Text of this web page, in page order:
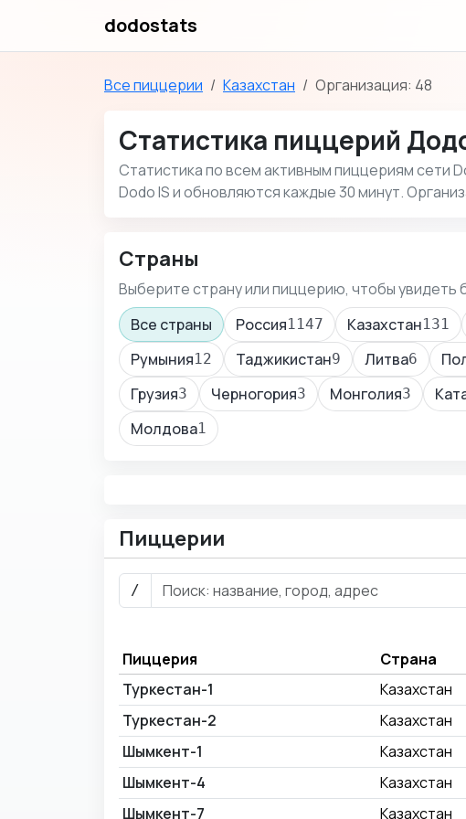
dodostats
Все пиццерии Казахстан Организация: 48
Статистика пиццерий
Статистика по всем активным пиццериям сети
Dodo IS и обновляются каждые 30 минут.
Страны
Выберите страну или пиццерию, чтобы увидеть
Все страны
Россия1147 Казахстан131
Румыния12 Таджикистан9 Литва6
Грузия3 Черногория3 Монголия3
Молдова1
Пиццерии
/
Пиццерия Страна
Туркестан-1
Казахстан
Туркестан-2 Казахстан
Шымкент-1 Казахстан
Шымкент-4 Казахстан
Шымкент-7 Казахстан